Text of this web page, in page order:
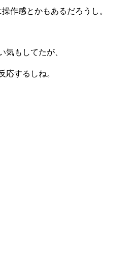
作感とかもあるだろうし。
気もしてたが、
するしね。